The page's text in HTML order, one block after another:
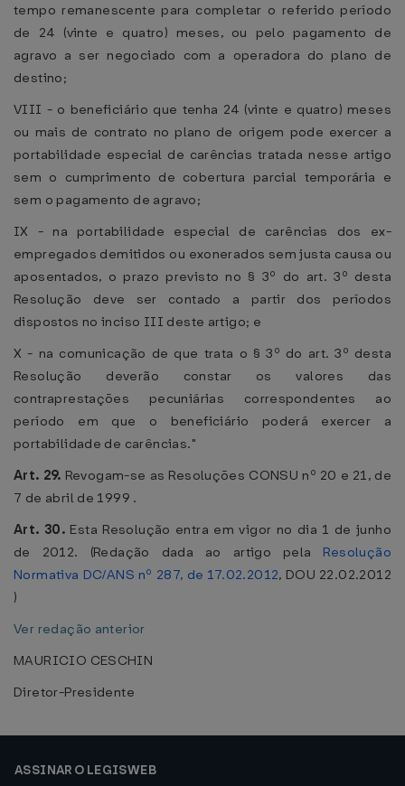
tempo remanescente para completar o referido período
de 24 (vinte e quatro) meses, ou pelo pagamento de
agravo a ser negociado com a operadora do plano de
destino;
VIII - o beneficiário que tenha 24 (vinte e quatro) meses
ou mais de contrato no plano de origem pode exercer a
portabilidade especial de carências tratada nesse artigo
sem o cumprimento de cobertura parcial temporária e
sem o pagamento de agravo;
IX - na portabilidade especial de carências dos ex-
empregados demitidos ou exonerados sem justa causa ou
aposentados, o prazo previsto no § 3º do art. 3º desta
Resolução deve ser contado a partir dos períodos
dispostos no inciso III deste artigo; e
X - na comunicação de que trata o § 3º do art. 3º desta
Resolução deverão constar os valores das
contraprestações pecuniárias correspondentes ao
período em que o beneficiário poderá exercer a
portabilidade de carências."
Art. 29. Revogam-se as Resoluções CONSU nº 20 e 21, de
7 de abril de 1999 .
Art. 30. Esta Resolução entra em vigor no dia 1 de junho
de 2012. (Redação dada ao artigo pela Resolução
Normativa DC/ANS nº 287, de 17.02.2012, DOU 22.02.2012
)
Ver redação anterior
MAURICIO CESCHIN
Diretor-Presidente
ASSINAR O LEGISWEB